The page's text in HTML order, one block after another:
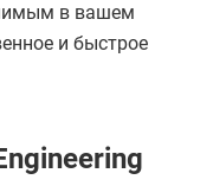
в вашем
и быстрое